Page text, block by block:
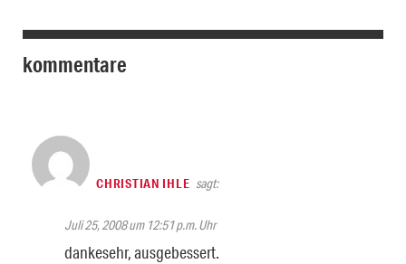
kommentare
CHRISTIAN IHLE sagt:
Juli 25, 2008 um 12:51 p.m. Uhr
dankesehr, ausgebessert.